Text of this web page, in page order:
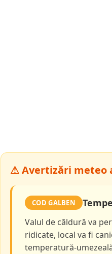
⚠ Avertizări meteo
COD GALBEN
Valul de căldură va
ridicate, local va fi
temperatură-